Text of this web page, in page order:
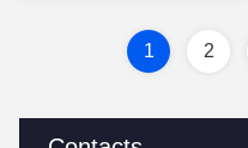
1 2